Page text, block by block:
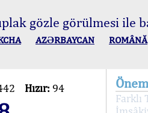
gözle görülmesi ile
AZӘRBAYCAN ROMÂNĂ
Hızır: 94
Farklı